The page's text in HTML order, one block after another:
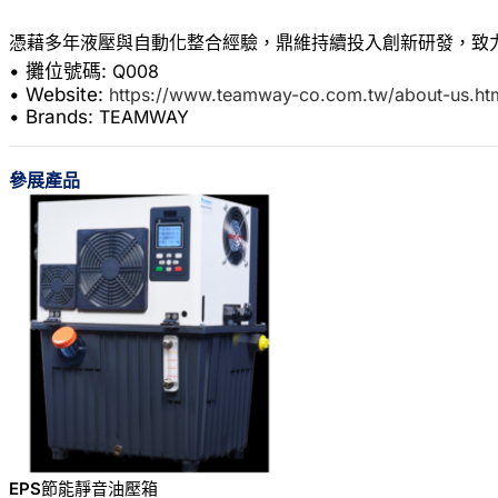
• 攤位號碼: Q008
• Website: https://www.teamway-co.com.tw/about-
• Brands: TEAMWAY
參展產品
EPS節能靜音油壓箱